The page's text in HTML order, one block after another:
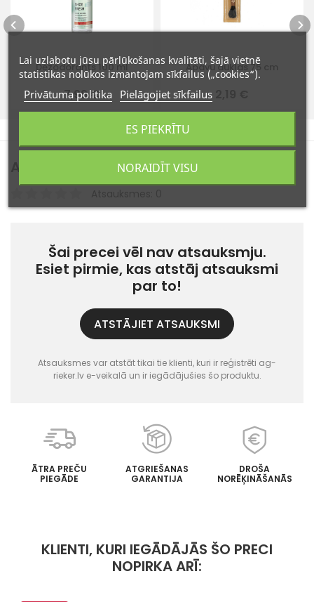
Dezodorants 100 ml
7,99 €
Apavu auklas 75 cm
Šai precei vēl nav atsauksmju.
Esiet pirmie, kas atstāj atsauksmi
par to!
ATSTĀJIET ATSAUKSMI
Atsauksmes var atstāt tikai tie klienti, kuri ir reģistrēti ag-
rieker.lv e-veikalā un ir iegādājušies šo produktu.
ĀTRA PREČU
PIEGĀDE
ATGRIEŠANAS
GARANTIJA
DROŠA
NORĒĶINĀŠANĀS
KLIENTI, KURI IEGĀDĀJĀS ŠO PRECI
NOPIRKA ARĪ:
Lai uzlabotu jūsu pārlūkošanas kvalitāti, šajā vietnē
statistikas nolūkos izmantojam sīkfailus („cookies“).
Privātuma politika Pielāgojiet sīkfailus
NORAIDĪT VISU
ES PIEKRĪTU